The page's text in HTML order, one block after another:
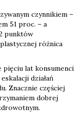
czynnikiem –
51 proc. – a
punktów
różnica
pięciu lat konsumenci
działań
Znacznie częściej
dobrej